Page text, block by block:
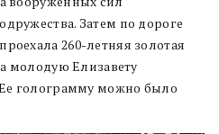
Затем по дороге
260-летняя золотая
молодую Елизавету
голограмму можно было